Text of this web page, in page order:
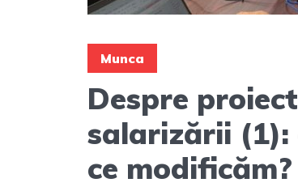
Munca
Despre
salarizării (1):
ce modificăm?